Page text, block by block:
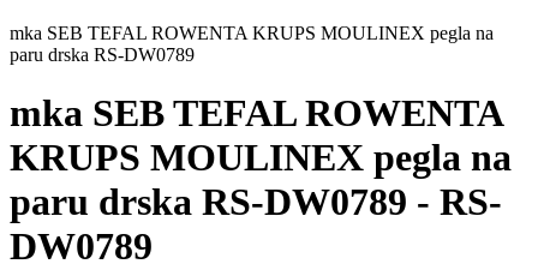
mka SEB TEFAL ROWENTA KRUPS MOULINEX pegla na
paru drska RS-DW0789
mka SEB TEFAL ROWENTA
KRUPS MOULINEX pegla na
paru drska RS-DW0789 - RS-
DW0789